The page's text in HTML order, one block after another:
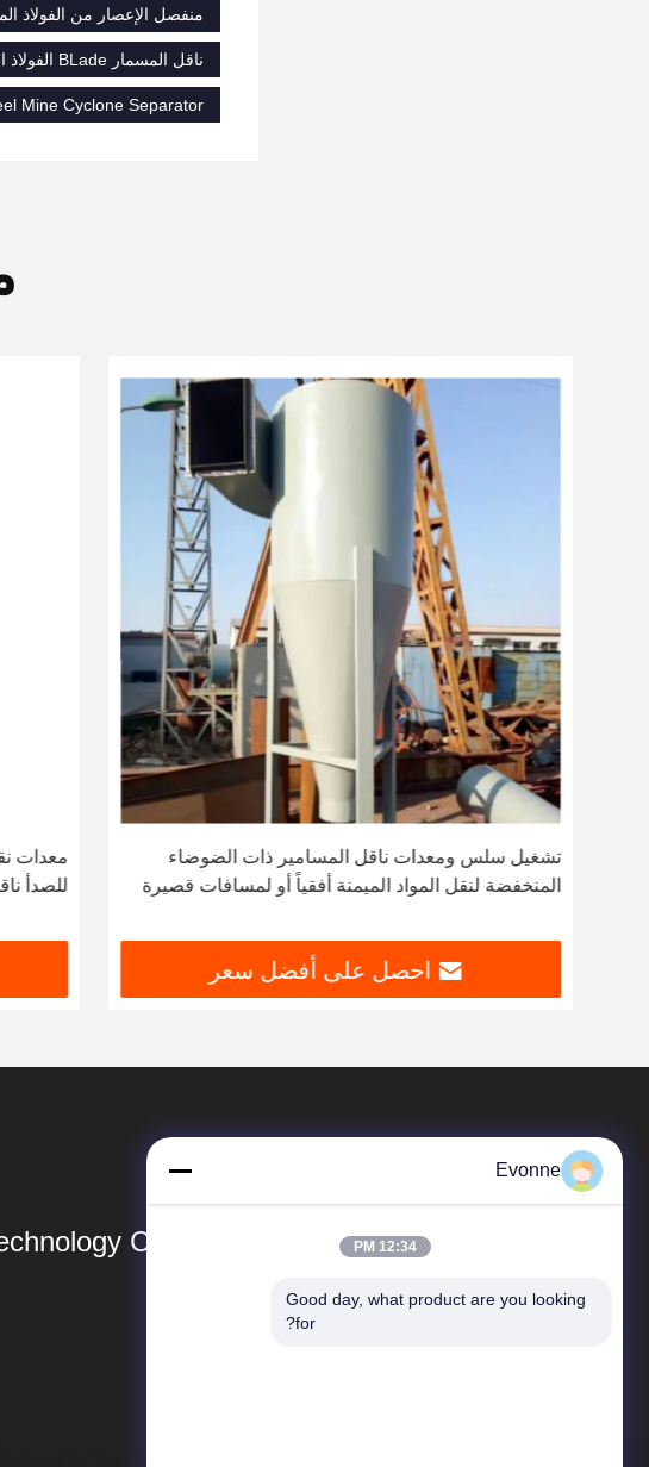
منفصل الإعصار من الفولاذ
ناقل المسمار BLade الفولاذ الكربوني,ناقل حلزوني من الفولاذ الكربوني للبيع,ناقل أسطواني للأسمنت للبيع
Mine Cyclone Separator
تشغيل سلس ومعدات ناقل المسامير ذات الضوضاء
المنخفضة لنقل المواد الميمنة أفقياً أو لمسافات قصيرة
احصل على أفضل سعر
معدات
للصدأ
Co., Ltd.
المنتجات
Evonne
12:34 PM
Good day, what product are you looking
for?